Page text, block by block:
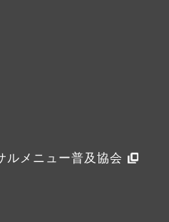
ルメニュー普及協会